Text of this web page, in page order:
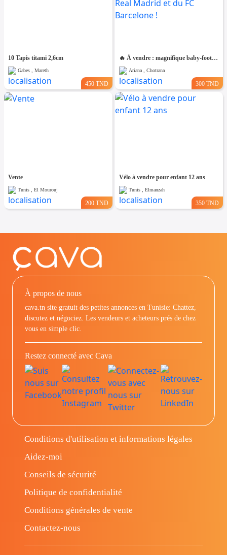
10 Tapis titami 2,6cm
Gabes , Mareth
450 TND
🔥 À vendre : magnifique baby-foot aux couleurs du Real Madrid et du FC Barcelone !
Ariana , Chotrana
300 TND
Vente
Tunis , El Mourouj
200 TND
Vélo à vendre pour enfant 12 ans
Tunis , Elmanzah
350 TND
À propos de nous
cava.tn site gratuit des petites annonces en Tunisie: Chattez,
discutez et négociez. Les vendeurs et acheteurs prés de chez
vous en simple clic.
Restez connecté avec Cava
Conditions d'utilisation et informations légales
Aidez-moi
Conseils de sécurité
Politique de confidentialité
Conditions générales de vente
Contactez-nous